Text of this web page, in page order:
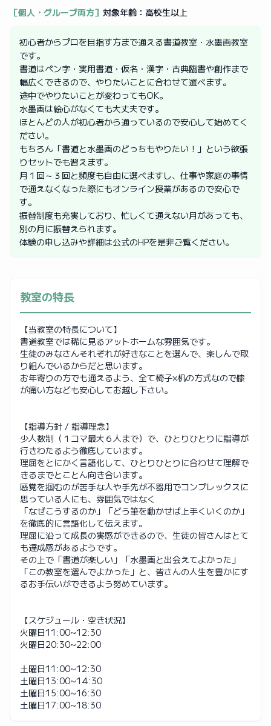
［個人・グループ両方］ 対象年齢： 高校生以上
初心者からプロを目指す方まで通える書道教室・水墨画教室
です。
書道はペン字・実用書道・仮名・漢字・古典臨書や創作まで
幅広くできるので、やりたいことに合わせて選べます。
途中でやりたいことが変わってもOK。
水墨画は絵心がなくても大丈夫です。
ほとんどの人が初心者から通っているので安心して始めてく
ださい。
もちろん「書道と水墨画のどっちもやりたい！」という欲張
りセットでも習えます。
月１回～３回と頻度も自由に選べますし、仕事や家庭の事情
で通えなくなった際にもオンライン授業があるので安心で
す。
振替制度も充実しており、忙しくて通えない月があっても、
別の月に振替えられます。
体験の申し込みや詳細は公式のHPを是非ご覧ください。
教室の特長
【当教室の特長について】
書道教室では稀に見るアットホームな雰囲気です。
生徒のみなさんそれぞれが好きなことを選んで、楽しんで取
り組んでいるからだと思います。
お年寄りの方でも通えるよう、全て椅子×机の方式なので膝
が痛い方なども安心してお越し下さい。
【指導方針 / 指導理念】
少人数制（１コマ最大６人まで）で、ひとりひとりに指導が
行きわたるよう徹底しています。
理屈をとにかく言語化して、ひとりひとりに合わせて理解で
きるまでとことん向き合います。
感覚を掴むのが苦手な人や手先が不器用でコンプレックスに
思っている人にも、雰囲気ではなく
「なぜこうするのか」「どう筆を動かせば上手くいくのか」
を徹底的に言語化して伝えます。
理屈に沿って成長の実感ができるので、生徒の皆さんはとて
も達成感があるようです。
その上で「書道が楽しい」「水墨画と出会えてよかった」
「この教室を選んでよかった」と、皆さんの人生を豊かにす
るお手伝いができるよう努めています。
【スケジュール・空き状況】
火曜日11:00~12:30
火曜日20:30~22:00
土曜日11:00~12:30
土曜日13:00~14:30
土曜日15:00~16:30
土曜日17:00~18:30